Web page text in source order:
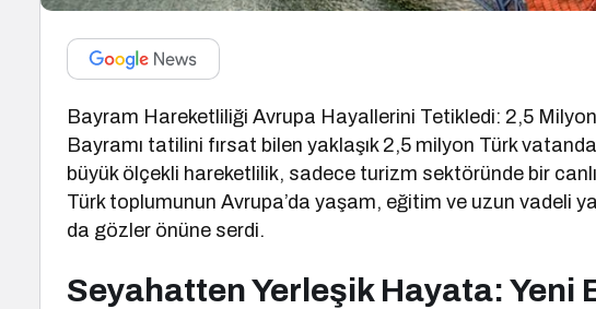
Bayram Hareketliliği Avrupa Hayallerini Tetikledi: 2,5 Milyon
Bayramı tatilini fırsat bilen yaklaşık 2,5 milyon Türk
büyük ölçekli hareketlilik, sadece turizm sektöründe bir
Türk toplumunun Avrupa’da yaşam, eğitim ve uzun vadeli
da gözler önüne serdi.
Seyahatten Yerleşik Hayata: Yeni